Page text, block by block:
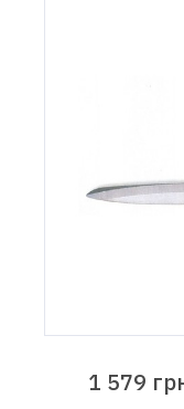
Гарантия
1 579